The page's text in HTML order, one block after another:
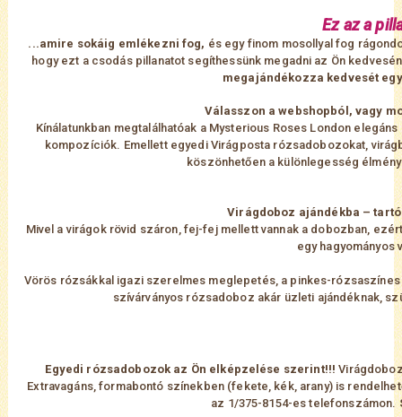
Ez az a
...amire sokáig emlékezni fog, és egy finom mosollyal fog
hogy ezt a csodás pillanatot segíthessünk megadni az Ön
megajándékozza kedvesét
Válasszon a webshopból, vagy
Kínálatunkban megtalálhatóak a Mysterious Roses London
kompozíciók. Emellett egyedi Virágposta rózsadobozokat,
köszönhetően a különlegesség
Virágdoboz ajándékba –
Mivel a virágok rövid száron, fej-fej mellett vannak a dobozban,
egy hagyományos
Vörös rózsákkal igazi szerelmes meglepetés, a pinkes-
szívárványos rózsadoboz akár üzleti ajándéknak,
Egyedi rózsadobozok az Ön elképzelése szerint!!!
Extravagáns, formabontó színekben (fekete, kék, arany) is
az 1/375-8154-es telefonszámon.